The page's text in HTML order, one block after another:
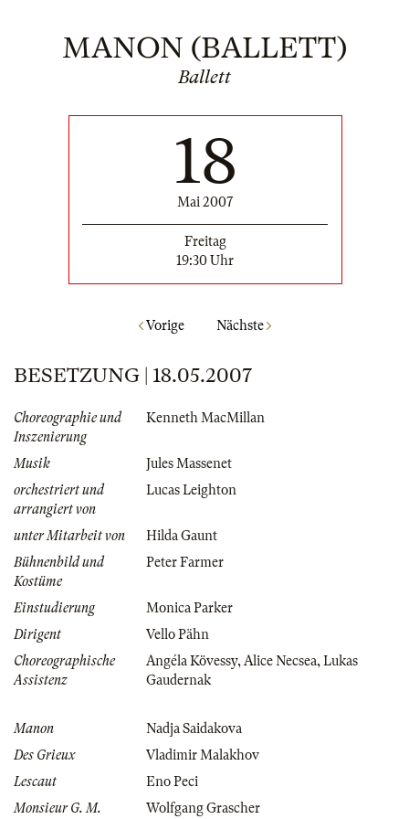
MANON (BALLETT)
Ballett
18
Mai 2007
Freitag
19:30 Uhr
Vorige Nächste
BESETZUNG | 18.05.2007
Choreographie und
Inszenierung
Kenneth MacMillan
Musik
Jules Massenet
orchestriert und
arrangiert von
Lucas Leighton
unter Mitarbeit von
Hilda Gaunt
Bühnenbild und
Kostüme
Peter Farmer
Einstudierung
Monica Parker
Dirigent
Vello Pähn
Choreographische
Assistenz
Angéla Kövessy,Alice Necsea,Lukas
Gaudernak
Manon
Nadja Saidakova
Des Grieux
Vladimir Malakhov
Lescaut
Eno Peci
Monsieur G. M.
Wolfgang Grascher